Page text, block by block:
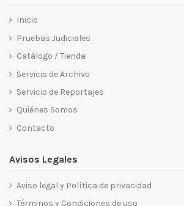
Inicio
Pruebas Judiciales
Catálogo / Tienda
Servicio de Archivo
Servicio de Reportajes
Quiénes Somos
Contacto
Avisos Legales
Aviso legal y Política de privacidad
Términos y Condiciones de uso